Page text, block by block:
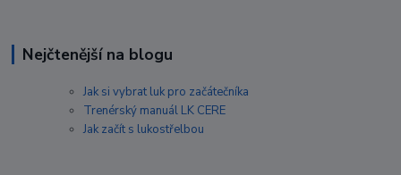
Nejčtenější na blogu
Jak si vybrat luk pro začátečníka
Trenérský manuál LK CERE
Jak začít s lukostřelbou